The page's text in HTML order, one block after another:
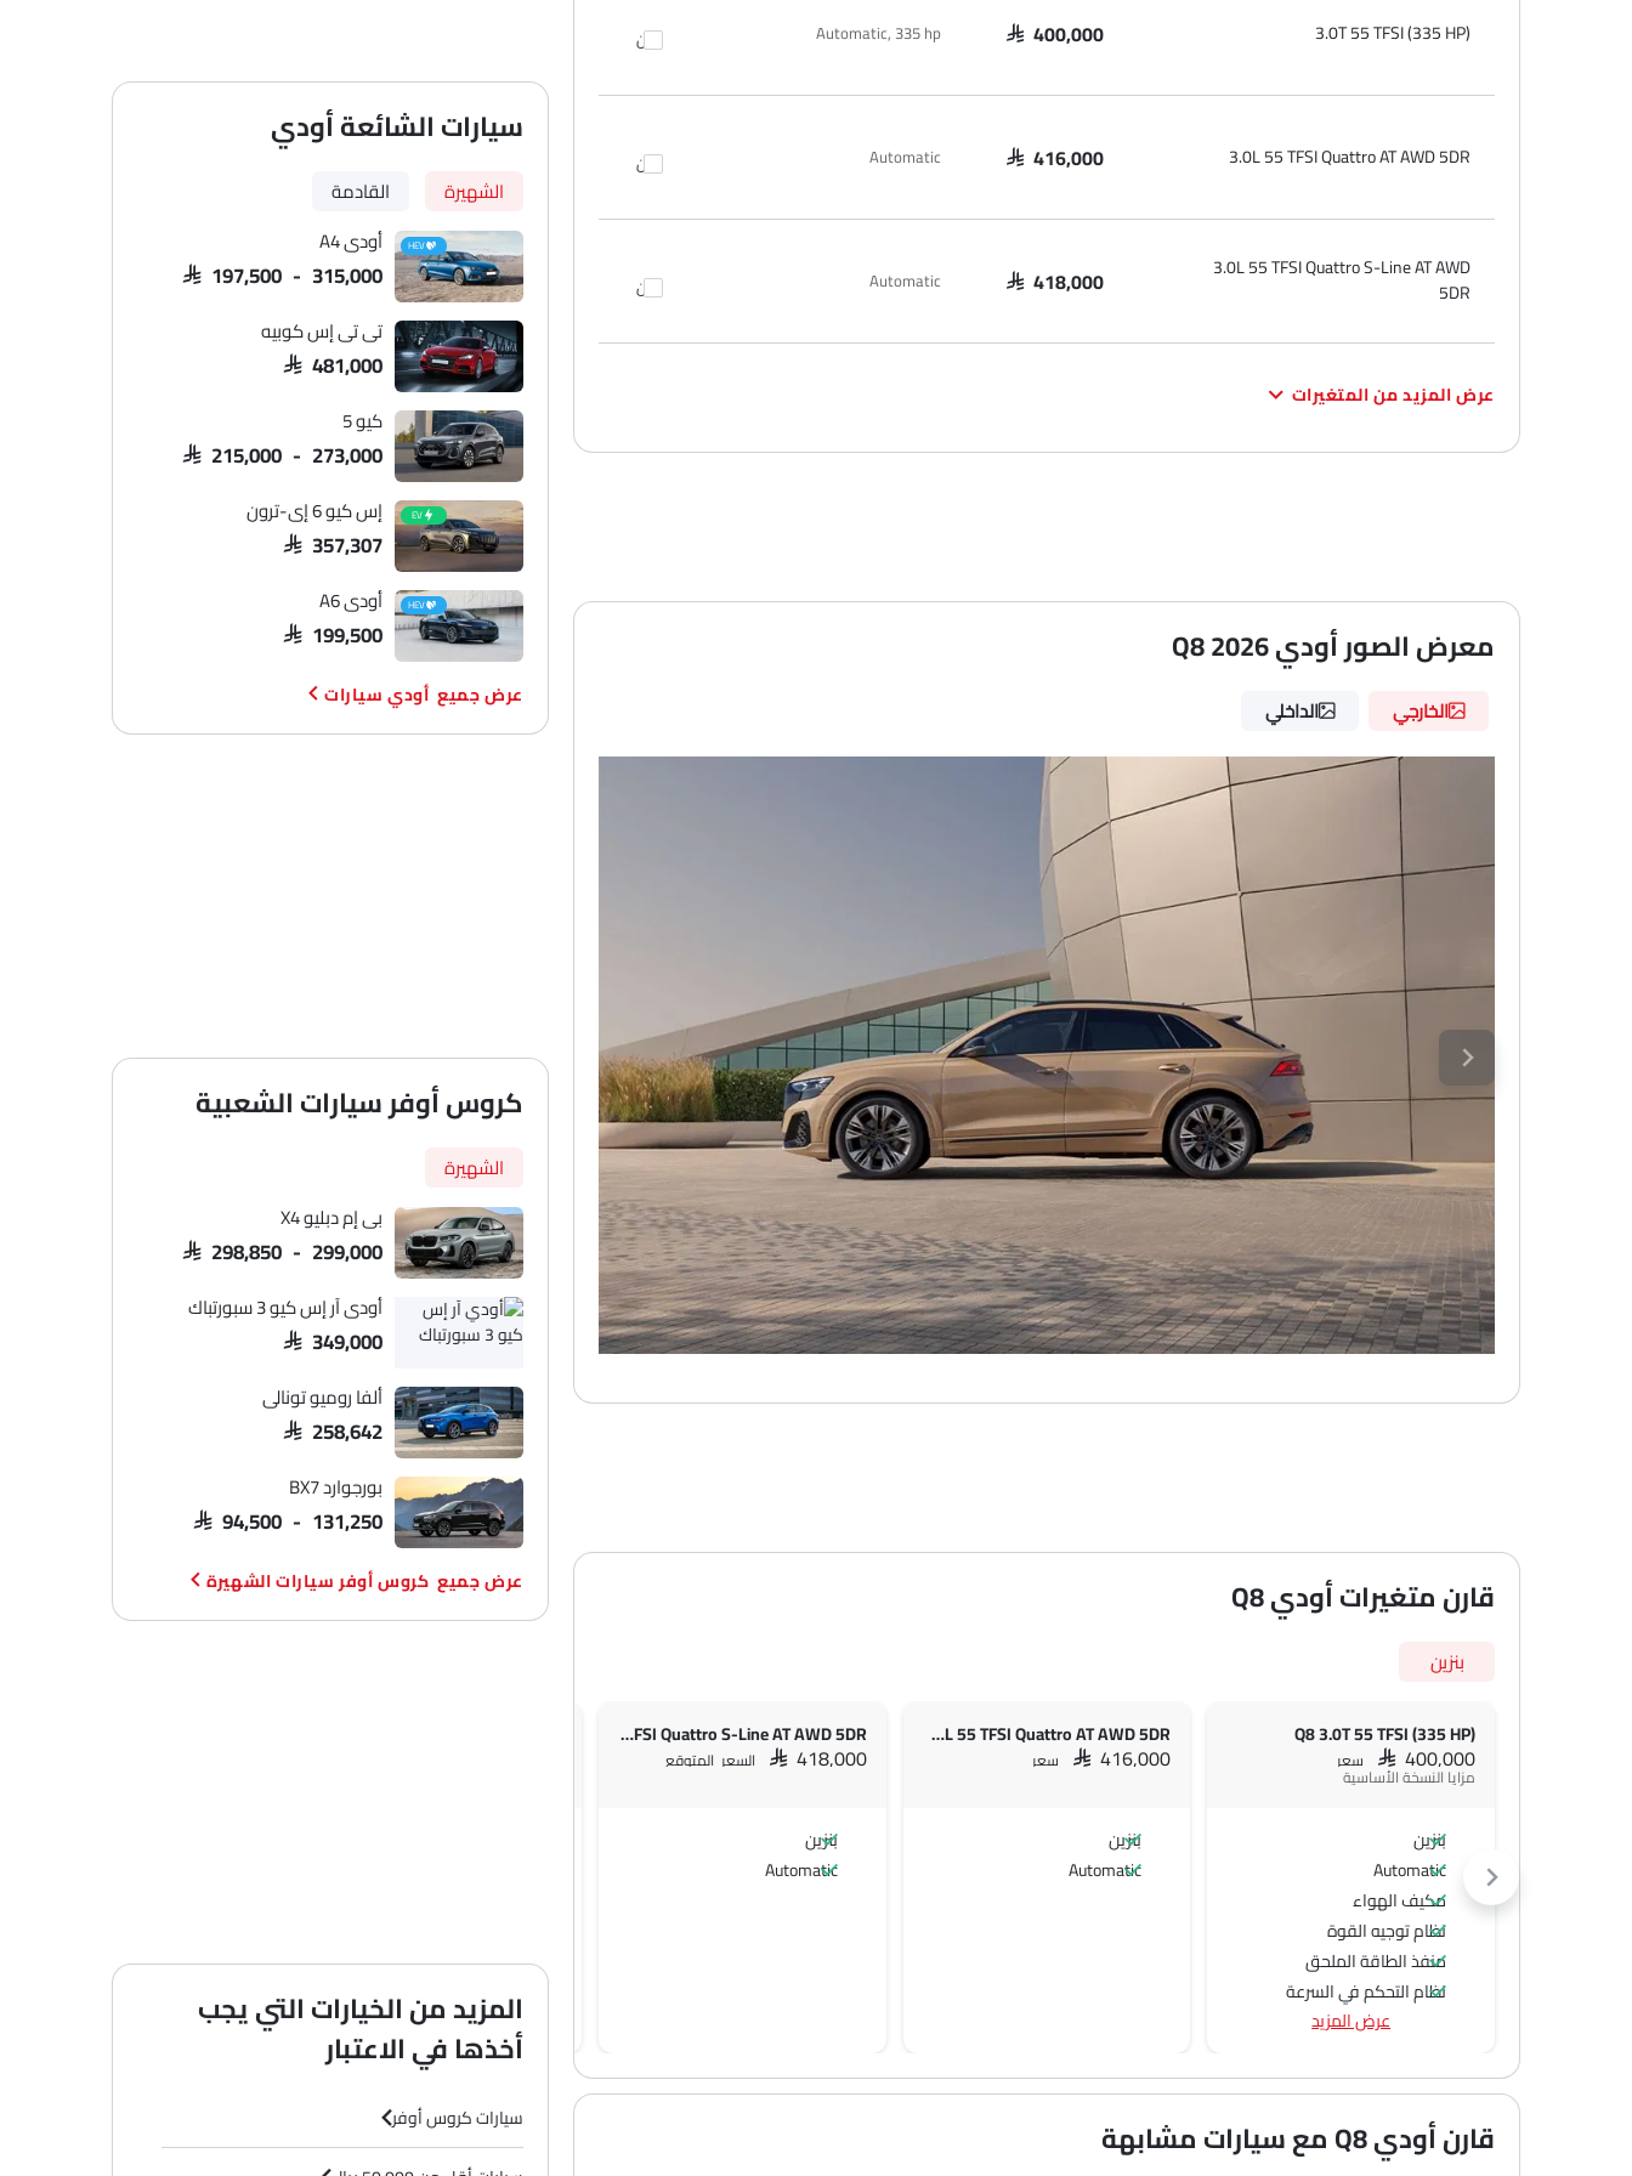
3.0T 55 TFSI (335 HP)
SAR 400,000
Automatic, 335 hp قارن
3.0L 55 TFSI Quattro AT AWD 5DR
SAR 416,000
Automatic قارن
3.0L 55 TFSI Quattro S-Line AT AWD
5DR
SAR 418,000
Automatic قارن
عرض المزيد من المتغيرات
معرض الصور أودي Q8 2026
الخارجي الداخلي
قارن متغيرات أودي Q8
بنزين
Q8 3.0T 55 TFSI (335 HP)
SAR 400,000 سعر
مزايا النسخة الأساسية
بنزين
Automatic
مكيف الهواء
نظام توجيه القوة
منفذ الطاقة الملحق
نظام التحكم في السرعة
عجلة قيادة متعددة الوظائف
الراديو هي AM (تعديل السعة) أو FM (تضمين التردد)،
مكبرات الصوت الخلفية
عرض المزيد
Q8 3.0L 55 TFSI Quattro AT AWD 5DR
SAR 416,000 سعر
بنزين
Automatic
Q8 3.0L 55 TFSI Quattro S-Line AT AWD 5DR
SAR 418,000 السعر المتوقع
بنزين
Automatic
قارن أودي Q8 مع سيارات مشابهة
سيارات الشائعة أودي
الشهيرة القادمة
HEV أودي A4
SAR 197,500 - 315,000
تي تي إس كوبيه
SAR 481,000
كيو 5
SAR 215,000 - 273,000
EV إس كيو 6 إي-ترون
SAR 357,307
HEV أودي A6
SAR 199,500
أودي سيارات
كروس أوفر سيارات الشعبية
الشهيرة
بي إم دبليو X4
SAR 298,850 - 299,000
أودي آر إس كيو 3 سبورتباك
SAR 349,000
ألفا روميو تونالي
SAR 258,642
بورجوارد BX7
SAR 94,500 - 131,250
كروس أوفر سيارات الشهيرة
المزيد من الخيارات التي يجب
أخذها في الاعتبار
سيارات كروس أوفر